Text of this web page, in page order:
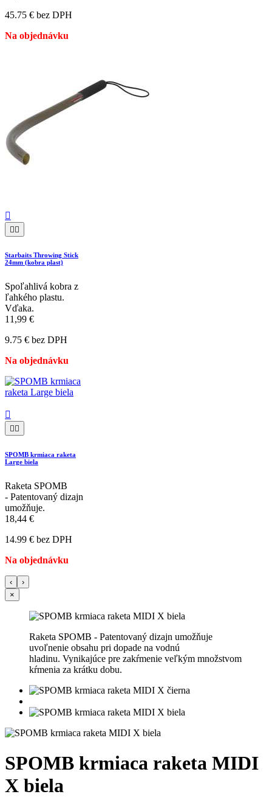
45.75 € bez DPH
Na objednávku


Starbaits Throwing Stick
24mm (kobra plast)
Spoľahlivá kobra z
ľahkého plastu.
Vďaka.
11,99 €
9.75 € bez DPH
Na objednávku

 
SPOMB krmiaca raketa
Large biela
Raketa SPOMB
- Patentovaný dizajn
umožňuje.
18,44 €
14.99 € bez DPH
Na objednávku
‹
›
×
Raketa SPOMB - Patentovaný dizajn umožňuje
uvoľnenie obsahu pri dopade na vodnú
hladinu. Vynikajúce pre zakŕmenie veľkým množstvom
kŕmenia za krátku dobu.
SPOMB krmiaca raketa MIDI
X biela